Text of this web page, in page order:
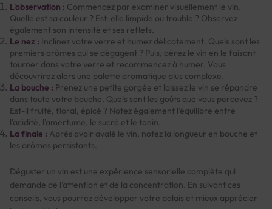
L'observation : Commencez par examiner visuellement le vin.
Quelle est sa couleur ? Est-elle limpide ou trouble ? Observez
également son intensité et ses reflets.
Le nez : Inclinez votre verre et humez délicatement. Quels sont les
premiers arômes qui se dégagent ? Puis, aérez le vin en le faisant
tourner dans votre verre et recommencez à humer. Vous
découvrirez alors une palette aromatique plus complexe.
La bouche : Prenez une petite gorgée et laissez le vin se répandre
dans toute votre bouche. Quels sont les goûts que vous percevez ?
Est-il fruité, floral, épicé ? Notez également l'équilibre entre
l'acidité, l'amertume, le sucré et le tanin.
La finale : Après avoir avalé le vin, notez la longueur en bouche et
les arômes persistants.
Déguster un vin est une expérience sensorielle complète qui
demande de l'attention et de la concentration. En suivant ces
conseils, vous pourrez développer votre palais et mieux apprécier